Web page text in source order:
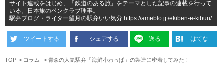
サイト連載をはじめ、「鉄道のある旅」をテーマとした記事の連載を行って
いる。日本旅のペンクラブ理事。
駅弁ブログ・ライター望月の駅弁いい気分 https://ameblo.jp/ekiben-e-kibun/
ツイートする シェアする 送る はてな
TOP コラム 青森の人気駅弁「海鮮小わっぱ」の製造に密着してみた！